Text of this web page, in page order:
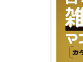
日本語学習関連副
スク先行型」の教
学習者はもちろん
別冊には、「復習
例と、「機能別上
しよう！」の会話